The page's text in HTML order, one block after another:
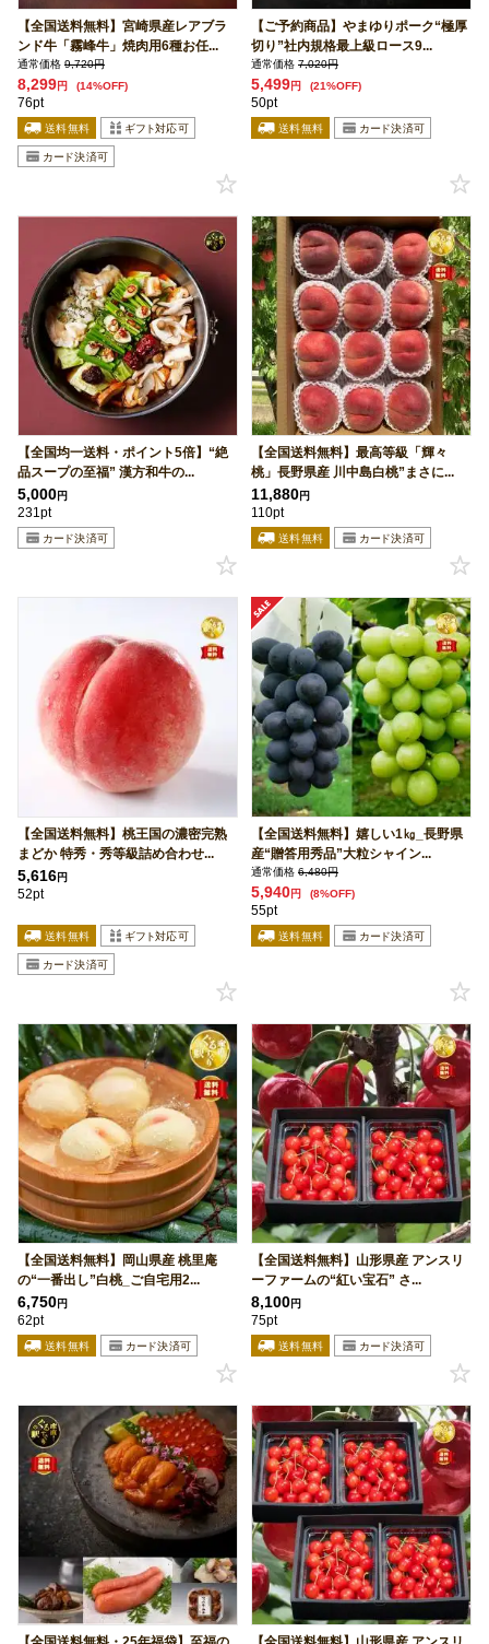
【全国送料無料】宮崎県産レアブラ
ンド牛「霧峰牛」焼肉用6種お任...
通常価格 9,720円
8,299円 (14%OFF)
76pt
【ご予約商品】やまゆりポーク“極厚
切り”社内規格最上級ロース9...
通常価格 7,020円
5,499円 (21%OFF)
50pt
【全国均一送料・ポイント5倍】“絶
品スープの至福” 漢方和牛の...
5,000円
231pt
【全国送料無料】最高等級「輝々
桃」長野県産 川中島白桃”まさに...
11,880円
110pt
【全国送料無料】桃王国の濃密完熟
まどか 特秀・秀等級詰め合わせ...
5,616円
52pt
【全国送料無料】嬉しい1㎏_長野県
産“贈答用秀品”大粒シャイン...
通常価格 6,480円
5,940円 (8%OFF)
55pt
【全国送料無料】岡山県産 桃里庵
の“一番出し”白桃_ご自宅用2...
6,750円
62pt
【全国送料無料】山形県産 アンスリ
ーファームの“紅い宝石” さ...
8,100円
75pt